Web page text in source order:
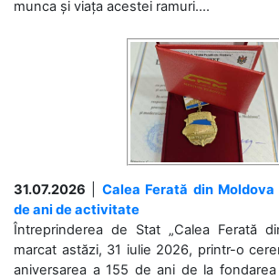
munca și viața acestei ramuri....
31.07.2026
Calea Ferată din
de ani de activitate
Întreprinderea de Stat „Calea Ferată
marcat astăzi, 31 iulie 2026, printr-o
aniversarea a 155 de ani de la